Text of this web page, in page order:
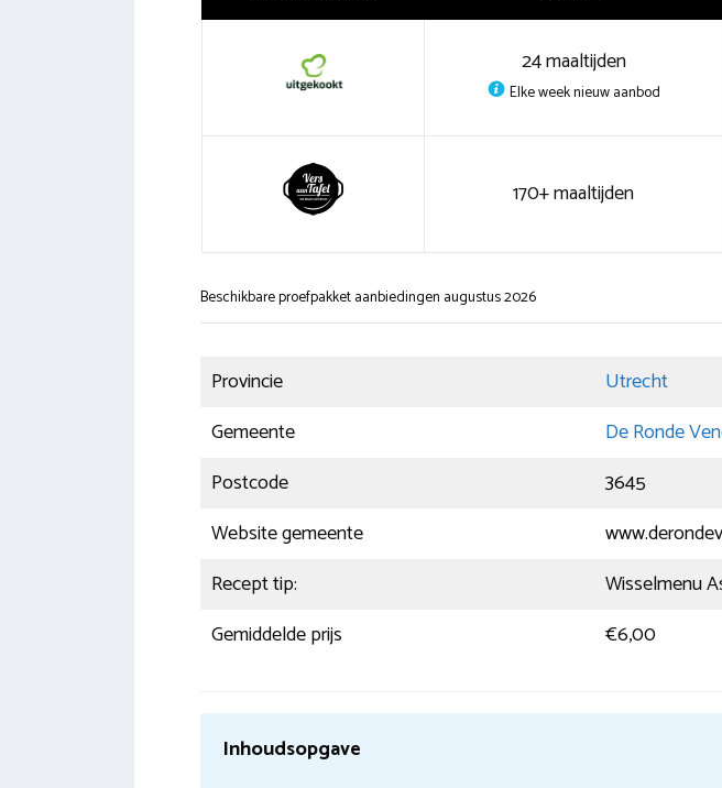
24 maaltijden
Elke week nieuw aanbod
170+ maaltijden
Beschikbare proefpakket aanbiedingen augustus 2026
Provincie
Utrecht
Gemeente
De Ronde
Postcode
3645
Website gemeente
Recept tip:
Wisselmenu
Gemiddelde prijs
€6,00
Inhoudsopgave